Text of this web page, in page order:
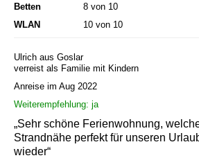
Betten
8 von 10
WLAN
10 von 10
Ulrich aus Goslar
verreist als Familie mit Kindern
Anreise im Aug 2022
Weiterempfehlung: ja
„Sehr schöne Ferienwohnung,
Strandnähe perfekt für unseren
wieder“